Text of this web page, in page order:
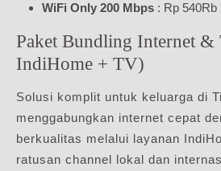
WiFi Only 200 Mbps : Rp 540Rb
Paket Bundling Internet
IndiHome + TV)
Solusi komplit untuk keluarga di
menggabungkan internet cepat
berkualitas melalui layanan
ratusan channel lokal dan